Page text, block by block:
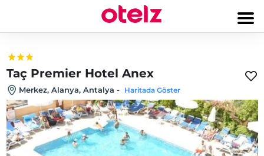
Taç Premier Hotel Anex
Merkez, Alanya, Antalya - Haritada Göster